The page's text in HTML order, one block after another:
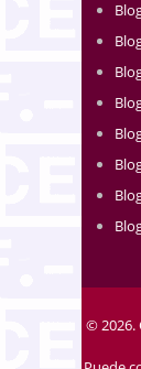
© 2026.